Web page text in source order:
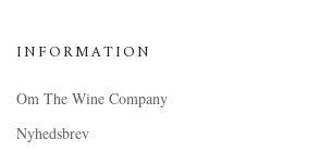
INFORMATION
Om The Wine Company
Nyhedsbrev